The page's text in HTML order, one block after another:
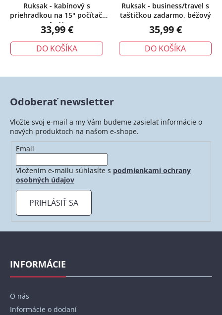
Ruksak - kabínový s
priehradkou na 15" počítač,
šedý
33,99 €
DO KOŠÍKA
Ruksak - business/travel s
taštičkou zadarmo, béžový
35,99 €
DO KOŠÍKA
Odoberať newsletter
Vložte svoj e-mail a my Vám budeme zasielať informácie o
nových produktoch na našom e-shope.
Email
Vložením e-mailu súhlasíte s podmienkami ochrany
osobných údajov
PRIHLÁSIŤ SA
Z
INFORMÁCIE
O nás
Informácie o dodaní